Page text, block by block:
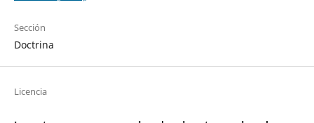
Sección
Doctrina
Licencia